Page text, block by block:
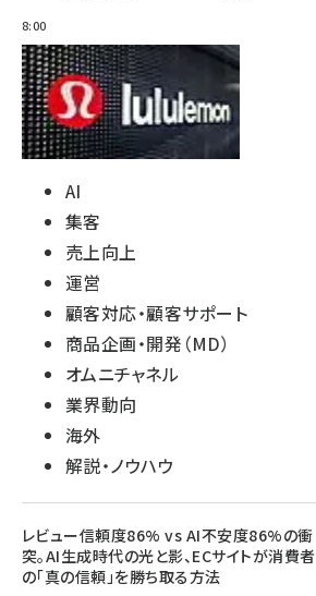
8:00
AI
集客
売上向上
運営
顧客対応・顧客サポート
商品企画・開発（MD）
オムニチャネル
業界動向
海外
解説・ノウハウ
レビュー信頼度86% vs AI不安度86%の衝
突。AI生成時代の光と影、ECサイトが消費者
の「真の信頼」を勝ち取る方法